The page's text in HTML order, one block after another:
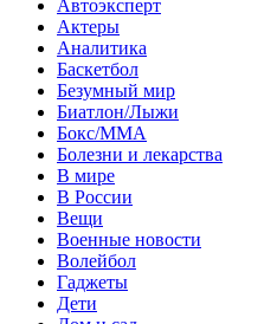
Автоэксперт
Актеры
Аналитика
Баскетбол
Безумный мир
Биатлон/Лыжи
Бокс/MMA
Болезни и лекарства
В мире
В России
Вещи
Военные новости
Волейбол
Гаджеты
Дети